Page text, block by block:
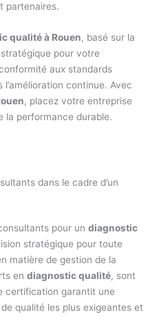
partenaires.
qualité à Rouen, basé sur la
pour votre
aux standards
continue. Avec
, placez votre entreprise
la performance durable.
dans le cadre d’un
pour undiagnostic
stratégique pour toute
matière de gestion de la
endiagnostic qualité, sont
certification garantit une
qualité les plus exigeantes et